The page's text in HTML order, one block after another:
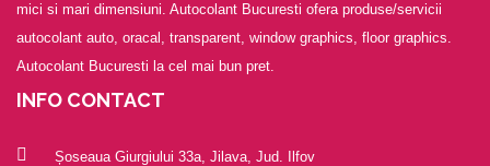
mici si mari dimensiuni. Autocolant Bucuresti ofera produse/servicii
autocolant auto, oracal, transparent, window graphics, floor graphics.
Autocolant Bucuresti la cel mai bun pret.
INFO CONTACT
Șoseaua Giurgiului 33a, Jilava, Jud. Ilfov